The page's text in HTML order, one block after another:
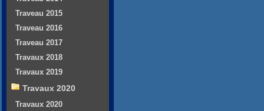
Traveau 2015
Traveau 2016
Traveau 2017
Travaux 2018
Travaux 2019
Travaux 2020
Travaux 2020